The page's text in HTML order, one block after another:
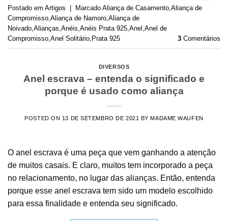
Postado em Artigos Marcado Aliança de Casamento,Aliança de
Compromisso,Aliança de Namoro,Aliança de
Noivado,Alianças,Anéis,Anéis Prata 925,Anel ,Anel de
Compromisso,Anel Solitário, Prata 925 3 Comentários
DIVERSOS
Anel escrava – entenda o significado e
porque é usado como aliança
POSTED ON 13 DE SETEMBRO DE 2021 BYMADAME WAUFEN
O anel escrava é uma peça que vem ganhando a atenção
de muitos casais. E claro, muitos tem incorporado a peça
no relacionamento, no lugar das alianças. Então, entenda
porque esse anel escrava tem sido um modelo escolhido
para essa finalidade e entenda seu significado.